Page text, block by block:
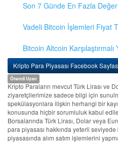
Son 7 Günde En Fazla
Vadeli Bitcoin İşlemleri Fiyat
Bitcoin Altcoin Karşılaştırmalı
Kripto Para Piyasası Facebook
Önemli Uyarı
Kripto Paraların mevcut Türk Lirası ve
ziyaretçilerimize sadece bilgi için
spekülasyonlara ilişkin herhangi bir
konusunda hiçbir sorumluluk kabul
Borsalarında Türk Lirası, Dolar veya
para piyasası hakkında yeterli
piyasasında alım satım işlemlerini